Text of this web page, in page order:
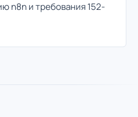
n8n и требования 152-